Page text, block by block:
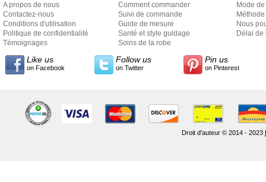
A propos de nous
Contactez-nous
Conditions d'utilisation
Politique de confidentialité
Témoignages
Comment commander
Suivi de commande
Guide de mesure
Santé et style guidage
Soins de la robe
Mode
Nous
Délai de
Like us
on Facebook
Follow us
on Twitter
Pin us
on Pinterest
Droit d'auteur © 2014 - 2023